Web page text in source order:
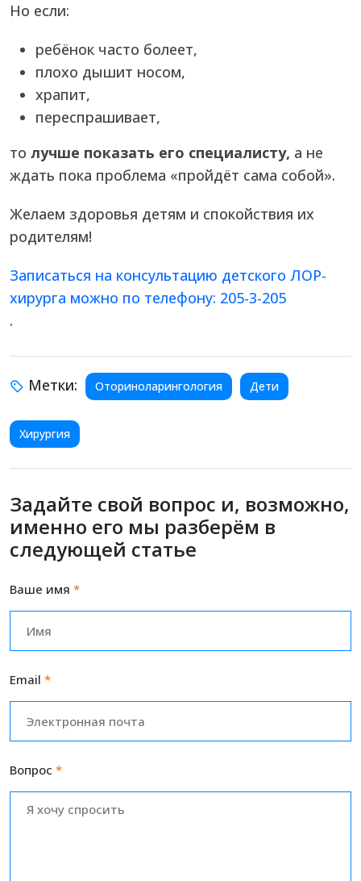
Но если:
ребёнок часто болеет,
плохо дышит носом,
храпит,
переспрашивает,
то лучше показать его специалисту, а не
ждать пока проблема «пройдёт сама собой».
Желаем здоровья детям и спокойствия их
родителям!
Записаться на консультацию детского ЛОР-
хирурга можно по телефону: 205-3-205
.
Метки: Оториноларингология Дети
Хирургия
Задайте свой вопрос и, возможно,
именно его мы разберём в
следующей статье
Ваше имя *
Email *
Вопрос *